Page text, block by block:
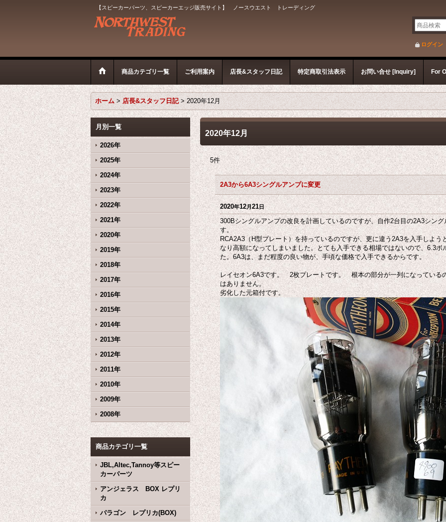
【スピーカーパーツ、スピーカーエッジ販売サイト】 ノースウエスト トレーディング
ログイン
商品カテゴリ一覧 ご利用案内 店長&スタッフ日記 特定商取引法表示 お問い合せ [Inquiry] For
ホーム > 店長&スタッフ日記 > 2020年12月
月別一覧
2026年
2025年
2024年
2023年
2022年
2021年
2020年
2019年
2018年
2017年
2016年
2015年
2014年
2013年
2012年
2011年
2010年
2009年
2008年
商品カテゴリ一覧
JBL,Altec,Tannoy等スピー
カーパーツ
アンジェラス BOX レプリ
カ
パラゴン レプリカ(BOX)
2020年12月
5件
2A3から6A3シングルアンプに変更
2020年12月21日
300Bシングルアンプの改良を計画しているのですが、自作2台目の2A3シン
す。
RCA2A3（H型プレート）を持っているのですが、更に違う2A3を入手しよ
なり高額になってしまいました。とても入手できる相場ではないので、6.3
た。6A3は、まだ程度の良い物が、手頃な価格で入手できるからです。
レイセオン6A3です。 2枚プレートです。 根本の部分が一列になっている
はありません。
劣化した元箱付です。